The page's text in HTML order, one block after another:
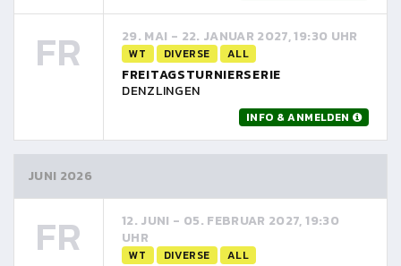
FR 29. MAI - 22. JANUAR 2027, 19:30 UHR
WT DIVERSE ALL
FREITAGSTURNIERSERIE
DENZLINGEN
INFO & ANMELDEN
JUNI 2026
FR
12. JUNI - 05. FEBRUAR 2027, 19:30
UHR
WT DIVERSE ALL